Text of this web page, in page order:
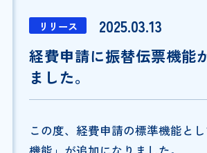
リリース
2025.03.13
経費申請に振替伝票機能
ました。
この度、経費申請の標準機能と